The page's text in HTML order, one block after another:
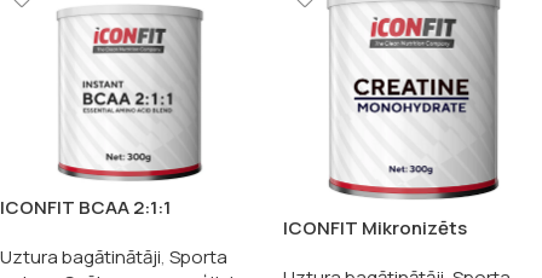
ICONFIT BCAA 2:1:1
Uztura bagātinātāji, Sporta
ICONFIT Mikronizēts